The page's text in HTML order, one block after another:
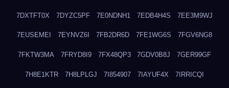
7DXTFT0X 7DYZC5PF 7E0NDNH1 7EDB4H4S 7EE3M9WJ
7EUSEMEI 7EYNVZ6I 7FB2DR6D 7FE1WG6S 7FGV6NG8
7FKTW3MA 7FRYD8I9 7FX48QP3 7GDV0B8J 7GER99GF
7H8E1KTR 7H8LPLGJ 7I854907 7IAYUF4X 7IRRICQI